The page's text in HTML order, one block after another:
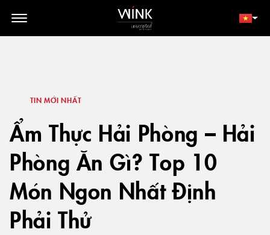
// toolbar-mobile position-fixed bottom-0 left-0 z-30 w-full
d-block d-lg-none
TIN MỚI NHẤT
Ẩm Thực Hải Phòng – Hải
Phòng Ăn Gì? Top 10
Món Ngon Nhất Định
Phải Thử